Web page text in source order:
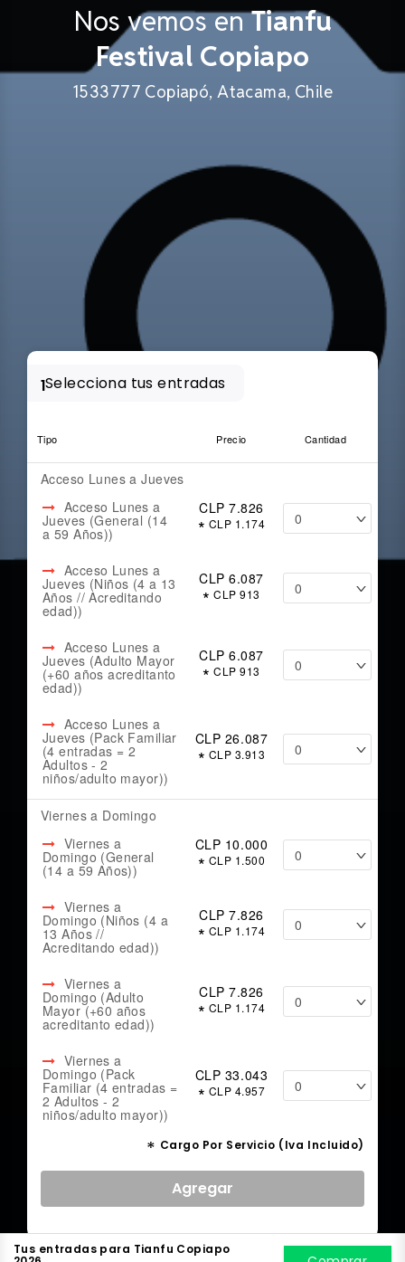
Tus entradas para Tianfu Copiapo
Nos vemos enTianfu
Festival Copiapo
1533777 Copiapó, Atacama, Chile
Selecciona tus entradas
1
Tipo Precio Cantidad
Acceso Lunes a Jueves
Acceso Lunes a
Jueves (General (14
a 59 Años))
CLP 7.826
* CLP 1.174
Acceso Lunes a
Jueves (Niños (4 a 13
Años // Acreditando
edad))
CLP 6.087
* CLP 913
Acceso Lunes a
Jueves (Adulto Mayor
(+60 años acreditanto
edad))
CLP 6.087
* CLP 913
Acceso Lunes a
Jueves (Pack Familiar
(4 entradas = 2
Adultos - 2
niños/adulto mayor))
CLP 26.087
* CLP 3.913
Viernes a Domingo
Viernes a
Domingo (General
(14 a 59 Años))
CLP 10.000
* CLP 1.500
Viernes a
Domingo (Niños (4 a
13 Años //
Acreditando edad))
CLP 7.826
* CLP 1.174
Viernes a
Domingo (Adulto
Mayor (+60 años
acreditanto edad))
CLP 7.826
* CLP 1.174
Viernes a
Domingo (Pack
Familiar (4 entradas =
2 Adultos - 2
niños/adulto mayor))
CLP 33.043
* CLP 4.957
* Cargo Por Servicio (Iva Incluido)
Agregar